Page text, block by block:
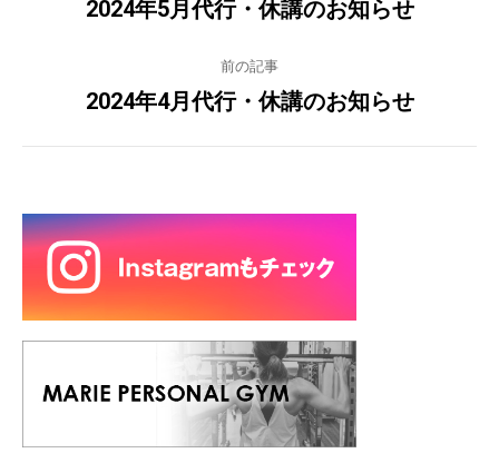
Previous
2024年5月代行・休講のお知らせ
前の記事
Next
2024年4月代行・休講のお知らせ